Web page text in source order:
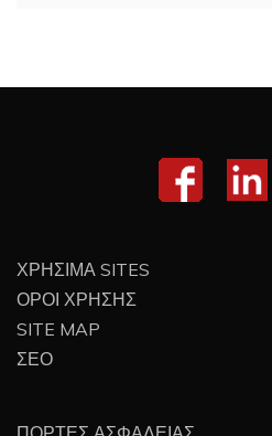
ΧΡΗΣΙΜΑ SITES
ΟΡΟΙ ΧΡΗΣΗΣ
SITE MAP
ΣΕΟ